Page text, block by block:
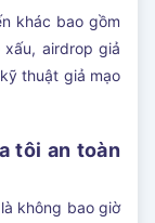
khác bao gồm
airdrop giả
thuật giả mạo
tôi an toàn
không bao giờ